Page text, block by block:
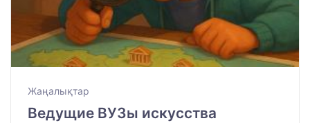
Жаңалықтар
Ведущие ВУЗы искусства